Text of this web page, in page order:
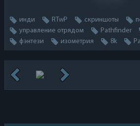
инди RTwP скриншоты
управление отрядом
Pathfinder
фэнтези
изометрия 8k